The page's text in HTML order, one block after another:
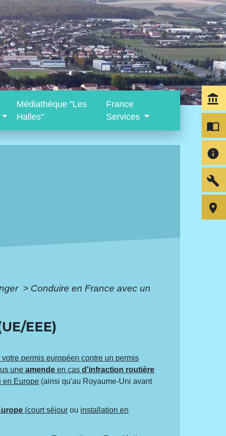
Médiathèque "Les
Halles"
France
Services
> Conduire en France avec un
EEE)
votre permis européen contre un permis
uneamende en casd'infraction routière
en Europe (ainsi qu'au Royaume-Uni avant
(court séjour ou installation en
account_balance
import_contacts
info
build
room